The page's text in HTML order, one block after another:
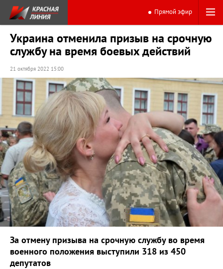
Прямой эфир
Украина отменила призыв на срочную
службу на время боевых действий
21 октября 2022 15:00
За отмену призыва на срочную службу во время
военного положения выступили 318 из 450
депутатов